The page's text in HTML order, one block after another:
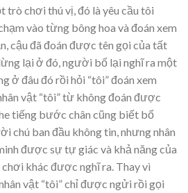
trò chơi thú vị, đó là yêu cầu tôi
vào từng bông hoa và đoán xem
cậu đã đoán được tên gọi của tất
lại ở đó, người bố lại nghĩ ra một
ở đâu đó rồi hỏi “tôi” đoán xem
vật “tôi” từ không đoán được
tiếng bước chân cũng biết bố
chú ban đầu không tin, nhưng nhân
được sự tự giác và khả năng của
chơi khác được nghĩ ra. Thay vì
vật “tôi” chỉ được ngửi rồi gọi